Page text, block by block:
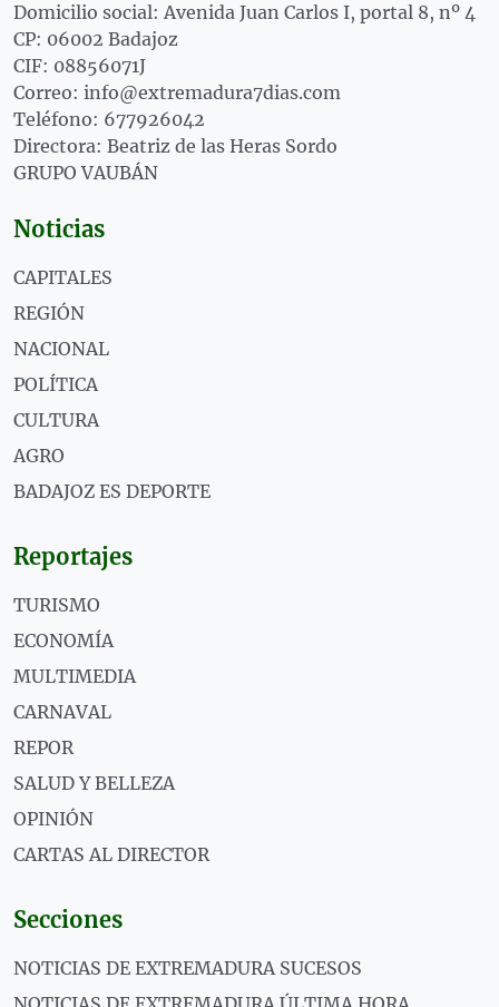
Domicilio social: Avenida Juan Carlos I, portal 8, nº 4
CP: 06002 Badajoz
CIF: 08856071J
Correo: info@extremadura7dias.com
Teléfono: 677926042
Directora: Beatriz de las Heras Sordo
GRUPO VAUBÁN
Noticias
CAPITALES
REGIÓN
NACIONAL
POLÍTICA
CULTURA
AGRO
BADAJOZ ES DEPORTE
Reportajes
TURISMO
ECONOMÍA
MULTIMEDIA
CARNAVAL
REPOR
SALUD Y BELLEZA
OPINIÓN
CARTAS AL DIRECTOR
Secciones
NOTICIAS DE EXTREMADURA SUCESOS